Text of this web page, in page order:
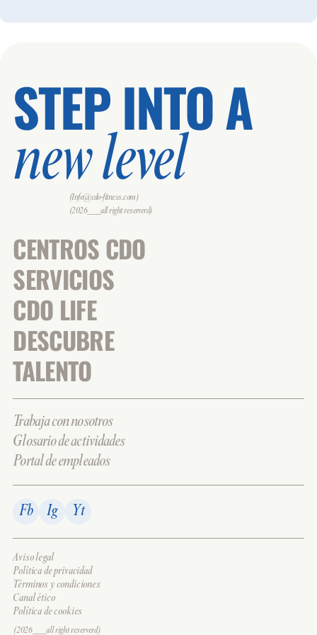
STEP INTO A
new level
(Info@cdo-fitness.com)
(2026___all right reserverd)
CENTROS CDO
SERVICIOS
CDO LIFE
DESCUBRE
TALENTO
Trabaja con nosotros
Glosario de actividades
Portal de empleados
Fb Ig Yt
Aviso legal
Política de privacidad
Términos y condiciones
Canal ético
Política de cookies
(2026___all right reserverd)